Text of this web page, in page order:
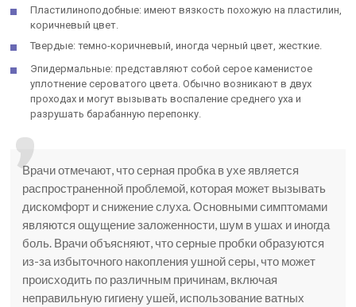
Пластилиноподобные: имеют вязкость похожую на пластилин,
коричневый цвет.
Твердые: темно-коричневый, иногда черный цвет, жесткие.
Эпидермальные: представляют собой серое каменистое
уплотнение сероватого цвета. Обычно возникают в двух
проходах и могут вызывать воспаление среднего уха и
разрушать барабанную перепонку.
Врачи отмечают, что серная пробка в ухе является
распространенной проблемой, которая может вызывать
дискомфорт и снижение слуха. Основными симптомами
являются ощущение заложенности, шум в ушах и иногда
боль. Врачи объясняют, что серные пробки образуются
из-за избыточного накопления ушной серы, что может
происходить по различным причинам, включая
неправильную гигиену ушей, использование ватных